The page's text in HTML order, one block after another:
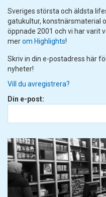
Sveriges största och äldsta
gatukultur, konstnärsmaterial
öppnade 2001 och vi har varit
merom Highlights!
Skriv in din e-postadress här
nyheter!
Vill du avregistrera?
Din e-post: